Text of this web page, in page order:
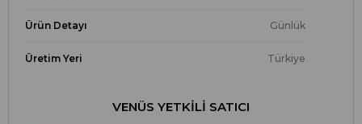
Ürün Detayı Günlük
Üretim Yeri Türkiye
VENÜS YETKILI SATICI